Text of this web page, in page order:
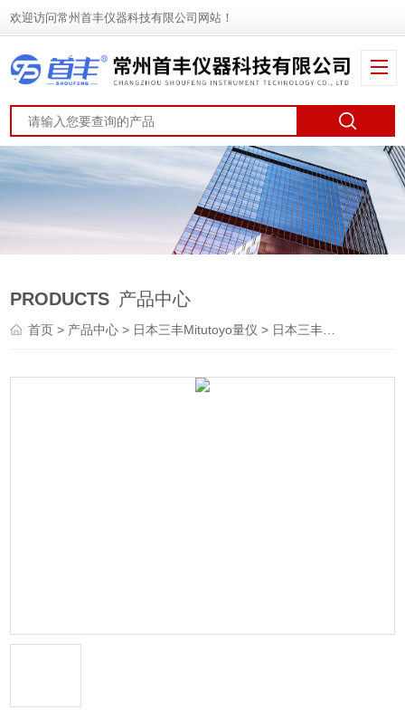
欢迎访问常州首丰仪器科技有限公司网站！
PRODUCTS 产品中心
首页> 产品中心 > 日本三丰Mitutoyo量仪 > 日本三丰Mitutoyo千分尺